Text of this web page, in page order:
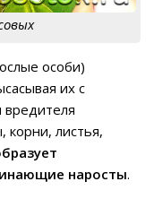
особи)
их с
корни, листья,
наросты.